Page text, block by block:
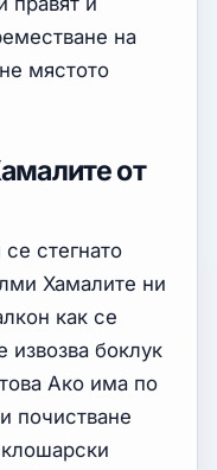
на
мястото
от
стегнато
Хамалите ни
как се
извозва боклук
Ако има по
почистване